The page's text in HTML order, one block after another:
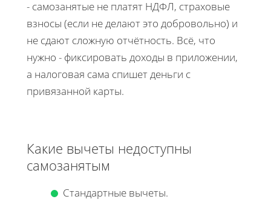
- самозанятые не платят НДФЛ, страховые
взносы (если не делают это добровольно) и
не сдают сложную отчётность. Всё, что
нужно - фиксировать доходы в приложении,
а налоговая сама спишет деньги с
привязанной карты.
Какие вычеты недоступны
самозанятым
Стандартные вычеты.